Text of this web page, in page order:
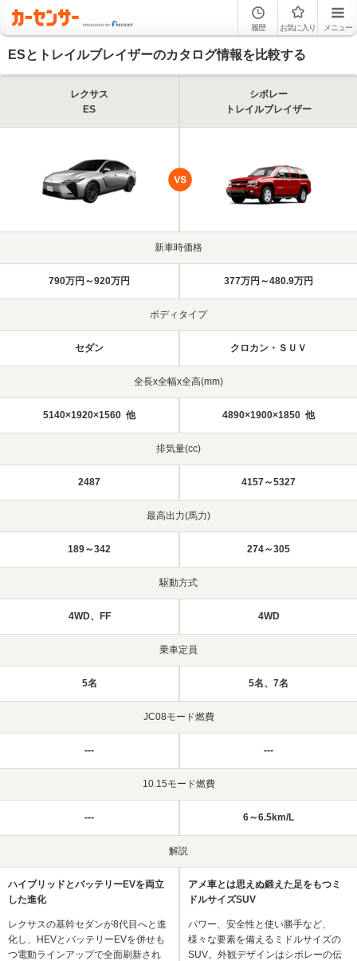
履歴 お気に入り メニュー
ESとトレイルブレイザーのカタログ情報を比較する
レクサス
ES
シボレー
トレイルブレイザー
新車時価格
790万円～920万円 377万円～480.9万円
ボディタイプ
セダン クロカン・ＳＵＶ
全長x全幅x全高(mm)
5140×1920×1560 他 4890×1900×1850 他
排気量(cc)
2487 4157～5327
最高出力(馬力)
189～342 274～305
駆動方式
4WD、FF 4WD
乗車定員
5名 5名、7名
JC08モード燃費
--- ---
10.15モード燃費
--- 6～6.5km/L
解説
ハイブリッドとバッテリーEVを両立
した進化
レクサスの基幹セダンが8代目へと進
化し、HEVとバッテリーEVを併せも
つ電動ラインアップで全面刷新され
アメ車とは思えぬ鍛えた足をもつミ
ドルサイズSUV
パワー、安全性と使い勝手など、
様々な要素を備えるミドルサイズの
SUV。外観デザインはシボレーの伝